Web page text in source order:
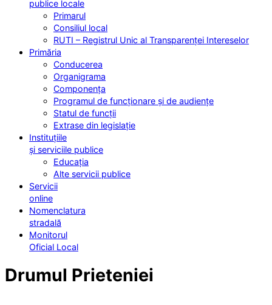
publice locale
Primarul
Consiliul local
RUTI – Registrul Unic al Transparenței Intereselor
Primăria
Conducerea
Organigrama
Componența
Programul de funcționare și de audiențe
Statul de funcții
Extrase din legislație
Instituțiile
și serviciile publice
Educația
Alte servicii publice
Servicii
online
Nomenclatura
stradală
Monitorul
Oficial Local
Drumul Prieteniei